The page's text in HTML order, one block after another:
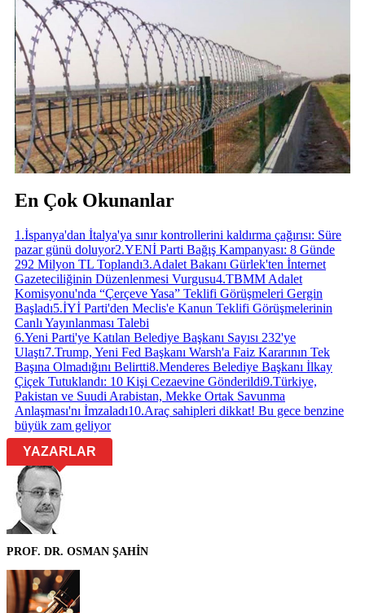
En Çok Okunanlar
1 .İspanya'dan İtalya'ya sınır kontrollerini kaldırma çağırısı: Süre
pazar günü doluyor2.YENİ Parti Bağış Kampanyası: 8 Günde
292 Milyon TL Toplandı3.Adalet Bakanı Gürlek'ten İnternet
Gazeteciliğinin Düzenlenmesi Vurgusu4.TBMM Adalet
Komisyonu'nda “Çerçeve Yasa” Teklifi Görüşmeleri Gergin
Başladı5.İYİ Parti'den Meclis'e Kanun Teklifi Görüşmelerinin
Canlı Yayınlanması Talebi
6.Yeni Parti'ye Katılan Belediye Başkanı Sayısı 232'ye
Ulaştı7.Trump, Yeni Fed Başkanı Warsh'a Faiz Kararının Tek
Başına Olmadığını Belirtti8.Menderes Belediye Başkanı İlkay
Çiçek Tutuklandı: 10 Kişi Cezaevine Gönderildi9.Türkiye,
Pakistan ve Suudi Arabistan, Mekke Ortak Savunma
Anlaşması'nı İmzaladı10.Araç sahipleri dikkat! Bu gece benzine
büyük zam geliyor
YAZARLAR
PROF. DR. OSMAN ŞAHİN